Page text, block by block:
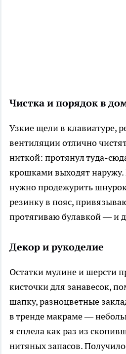
Чистка и порядок в
Узкие щели в клавиатуре,
вентиляции отлично
ниткой: протянул туда-
крошками выходят
нужно продежурить
резинку в пояс,
протягиваю булавкой — и
Декор и рукоделие
Остатки мулине и шерсти
кисточки для занавесок,
шапку, разноцветные
в тренде макраме —
я сплела как раз из
нитяных запасов.